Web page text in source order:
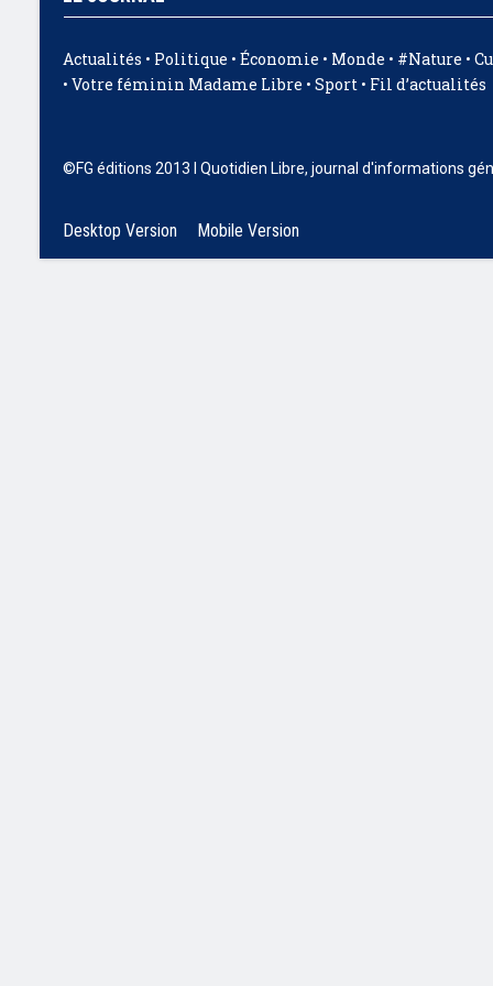
Actualités • Politique •Économie • Monde • #Nature •
•Votre féminin Madame Libre •Sport • Fil d’actualités
©FG éditions 2013 I Quotidien Libre, journal d'informations
Desktop Version Mobile Version